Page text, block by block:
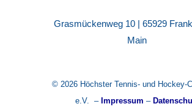
Grasmückenweg 10 | 65929
Main
© 2026 Höchster Tennis- und Hockey-
e.V. – Impressum –